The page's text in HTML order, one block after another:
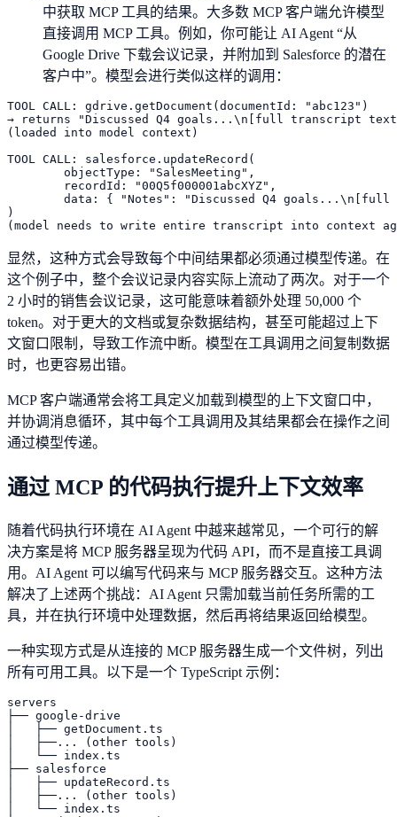
中获取 MCP 工具的结果。大多数 MCP 客户端允许模型
直接调用 MCP 工具。例如，你可能让 AI Agent “从
Google Drive 下载会议记录，并附加到 Salesforce 的潜在
客户中”。模型会进行类似这样的调用：
TOOL CALL: gdrive.getDocument(documentId: "abc123")
→ returns "Discussed Q4 goals...\n[full transcript
(loaded into model context)
TOOL CALL: salesforce.updateRecord(
)
显然，这种方式会导致每个中间结果都必须通过模型传递。在
这个例子中，整个会议记录内容实际上流动了两次。对于一个
2 小时的销售会议记录，这可能意味着额外处理 50,000 个
token。对于更大的文档或复杂数据结构，甚至可能超过上下
文窗口限制，导致工作流中断。模型在工具调用之间复制数据
时，也更容易出错。
MCP 客户端通常会将工具定义加载到模型的上下文窗口中，
并协调消息循环，其中每个工具调用及其结果都会在操作之间
通过模型传递。
通过 MCP 的代码执行提升上下文效率
随着代码执行环境在 AI Agent 中越来越常见，一个可行的解
决方案是将 MCP 服务器呈现为代码 API，而不是直接工具调
用。AI Agent 可以编写代码来与 MCP 服务器交互。这种方法
解决了上述两个挑战：AI Agent 只需加载当前任务所需的工
具，并在执行环境中处理数据，然后再将结果返回给模型。
一种实现方式是从连接的 MCP 服务器生成一个文件树，列出
所有可用工具。以下是一个 TypeScript 示例：
servers
├── google-drive
│   ├── getDocument.ts
│   ├──... (other tools)
│   └── index.ts
├── salesforce
│   ├── updateRecord.ts
│   ├──... (other tools)
│   └── index.ts